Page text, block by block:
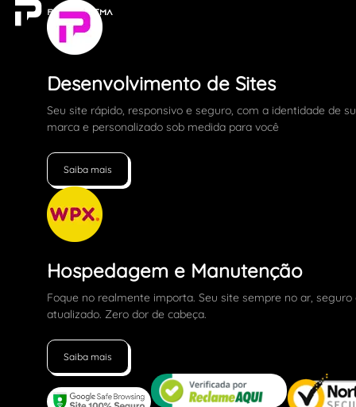
Desenvolvimento de Sites
Seu site rápido, responsivo e seguro, com a identidade de
marca e personalizado sob medida para você
Saiba mais
Hospedagem e Manutenção
Foque no realmente importa. Seu site sempre no ar, seguro
atualizado. Zero dor de cabeça.
Saiba mais